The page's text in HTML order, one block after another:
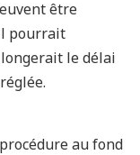
être
pourrait
le délai
au fond